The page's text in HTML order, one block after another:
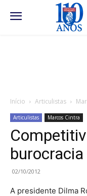
Início Articulistas
Articulistas Marcos Cintra
02/10/2012
A presidente Dilma